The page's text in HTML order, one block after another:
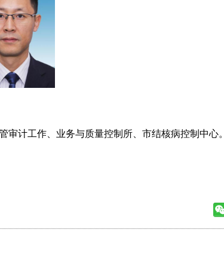
计工作、业务与质量控制所、市结核病控制中心。